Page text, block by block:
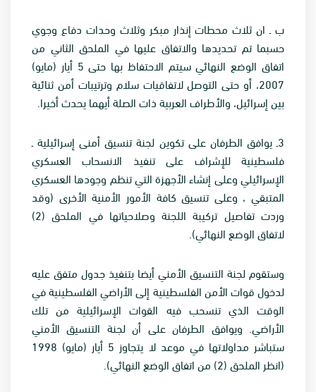
ب ـ ان ثلاث محطات إنذار مبكر وثلاث وحدات دفاع وجوي
حسبما تم تحديدها والاتفاق عليها في الملحق الثاني من
اتفاق الوضع النهائي سيتم الاحتفاظ بها حتى 5 أيار (مايو)
2007، أو حتى التوصل لاتفاقيات سلام وترتيبات أمن ثنائية
بين إسرائيل، والأطراف العربية ذات الصلة أيهما يحدث أخيرا.
3ـ يوافق الطرفان على تكوين لجنة تنسيق أمنى إسرائيلية ـ
فلسطينية للإشراف على تنفيذ الانسحاب العسكري
الإسرائيلي وعلى إنشاء الأجهزة التي تنظم وجودها العسكري
المتبقي ، وعلى تنسيق كافة الأمور الأمنية الأخرى (وقد
وردت تفاصيل تركيبة اللجنة وصلاحياتها في الملحق (2)
لاتفاق الوضع النهائي).
وستقوم لجنة التنسيق الأمني أيضا بتنفيذ جدول متفق عليه
لدخول قوات الأمن الفلسطينية إلى الأراضي الفلسطينية في
الوقت الذي تنسحب فيه القوات الإسرائيلية من تلك
الأراضي. ويوافق الطرفان على أن لجنة التنسيق الأمني
ستباشر مداولاتها في موعد لا يتجاوز 5 أيار (مايو) 1998
(انظر الملحق (2) من اتفاق الوضع النهائي)
.